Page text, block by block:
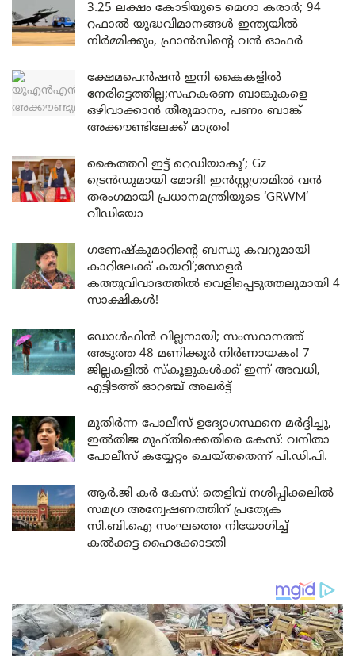
3.25 ലക്ഷം കോടിയുടെ മെഗാ കരാർ; 94
റഫാൽ യുദ്ധവിമാനങ്ങൾ ഇന്ത്യയിൽ
നിർമ്മിക്കും, ഫ്രാൻസിന്റെ വൻ ഓഫർ
ക്ഷേമപെൻഷൻ ഇനി കൈകളിൽ
നേരിട്ടെത്തില്ല;സഹകരണ ബാങ്കുകളെ
ഒഴിവാക്കാൻ തീരുമാനം, പണം ബാങ്ക്
അക്കൗണ്ടിലേക്ക് മാത്രം!
കൈത്തറി ഇട്ട് റെഡിയാകൂ’; Gz
ട്രെൻഡുമായി മോദി! ഇൻസ്റ്റഗ്രാമിൽ വൻ
തരംഗമായി പ്രധാനമന്ത്രിയുടെ ‘GRWM’
വീഡിയോ
ഗണേഷ്കുമാറിന്റെ ബന്ധു കവറുമായി
കാറിലേക്ക് കയറി’;സോളർ
കത്തുവിവാദത്തിൽ വെളിപ്പെടുത്തലുമായി 4
സാക്ഷികൾ!
ഡോൾഫിൻ വില്ലനായി; സംസ്ഥാനത്ത്
അടുത്ത 48 മണിക്കൂർ നിർണായകം! 7
ജില്ലകളിൽ സ്കൂളുകൾക്ക് ഇന്ന് അവധി,
എട്ടിടത്ത് ഓറഞ്ച് അലർട്ട്
മുതിർന്ന പോലീസ് ഉദ്യോഗസ്ഥനെ മർദ്ദിച്ചു,
ഇൽതിജ മുഫ്തിക്കെതിരെ കേസ്: വനിതാ
പോലീസ് കയ്യേറ്റം ചെയ്തതെന്ന് പി.ഡി.പി.
ആർ.ജി കർ കേസ്: തെളിവ് നശിപ്പിക്കലിൽ
സമഗ്ര അന്വേഷണത്തിന് പ്രത്യേക
സി.ബി.ഐ സംഘത്തെ നിയോഗിച്ച്
കൽക്കട്ട ഹൈക്കോടതി